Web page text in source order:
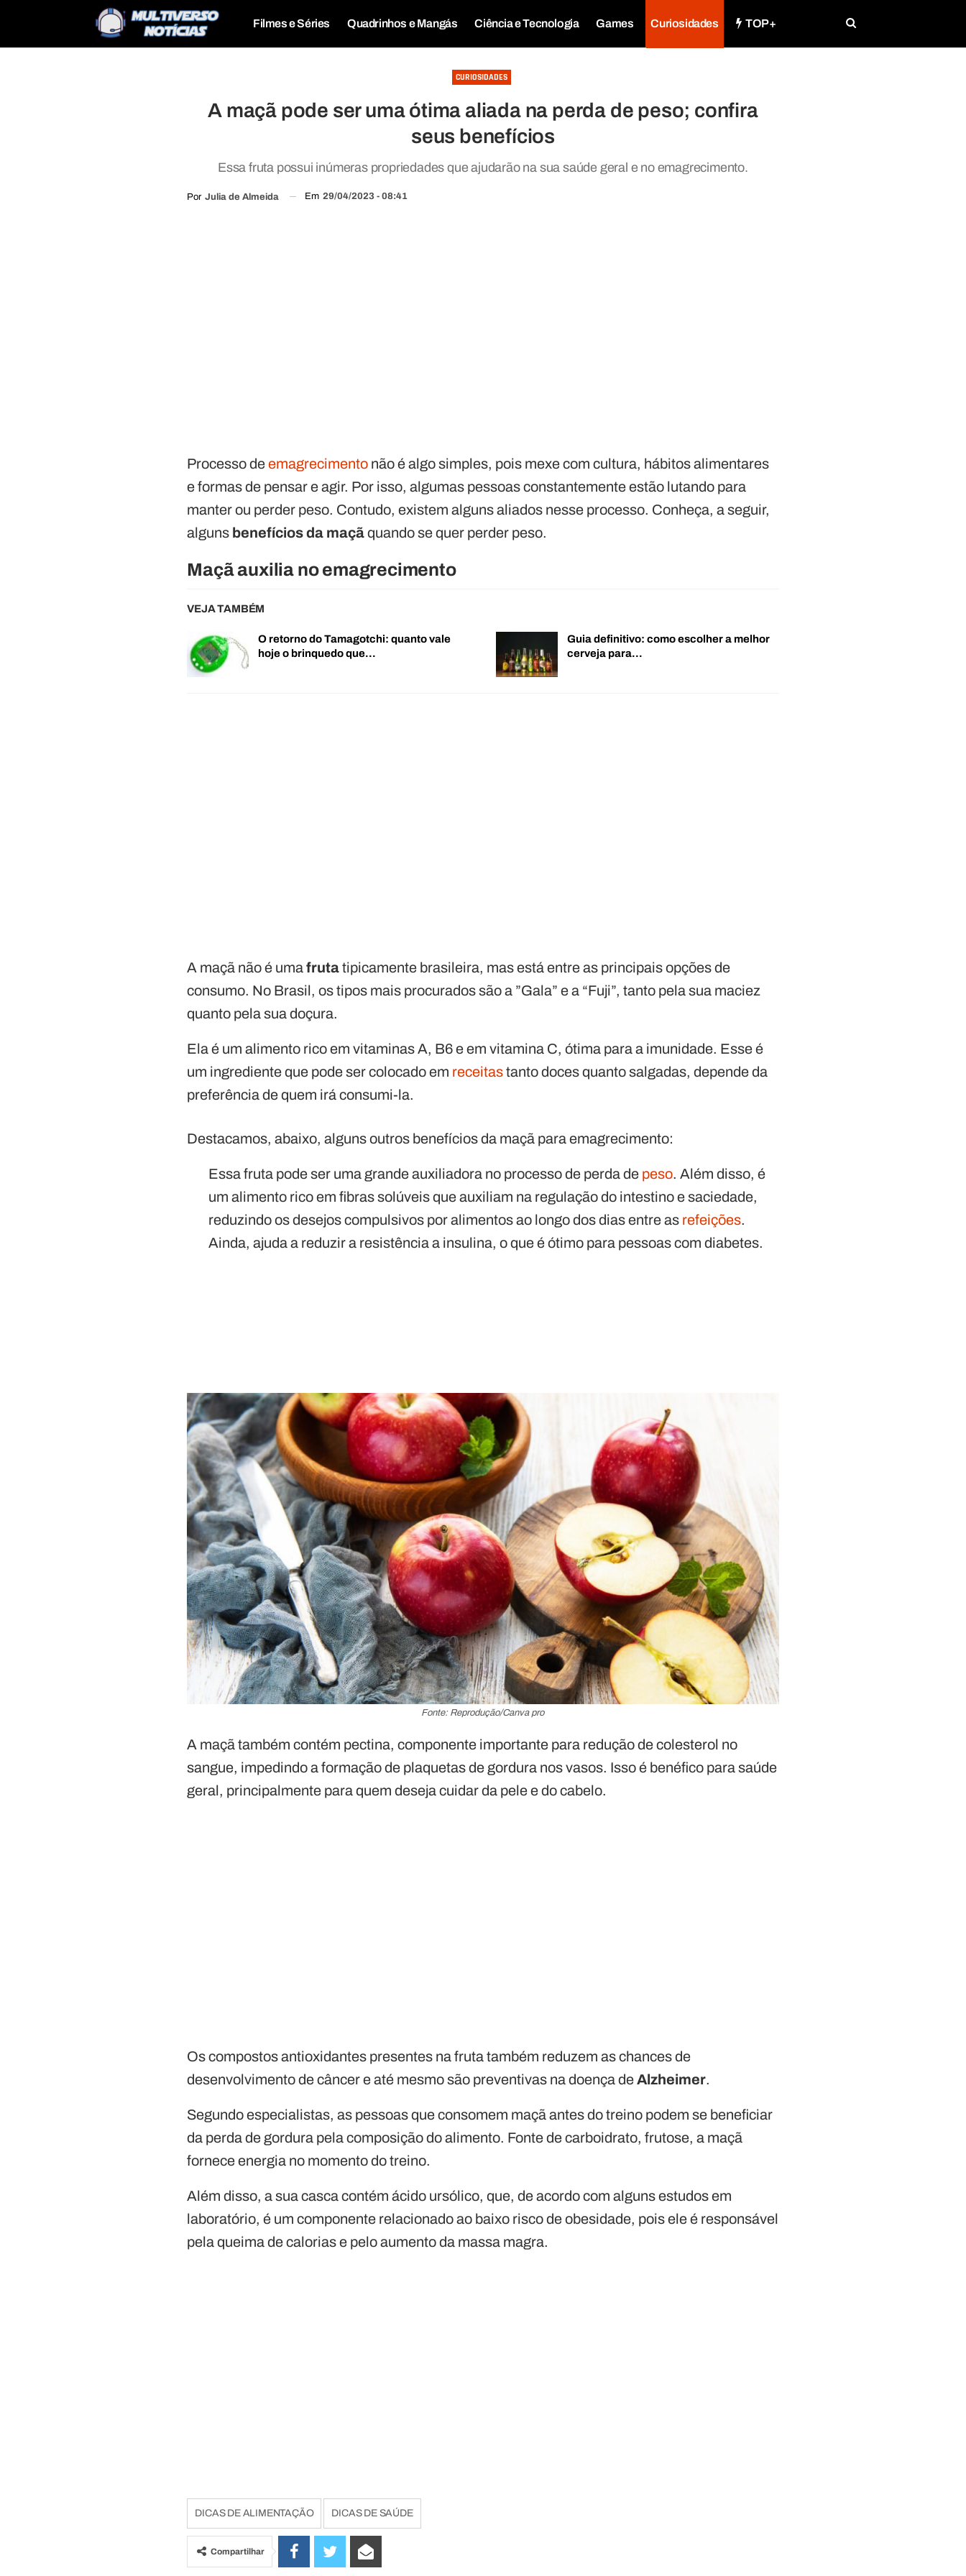
Filmes e Séries Quadrinhos e Mangás Ciência e Tecnologia Games Curiosidades TOP+
CURIOSIDADES
A maçã pode ser uma ótima aliada na perda de peso; confira
seus benefícios
Essa fruta possui inúmeras propriedades que ajudarão na sua saúde geral e no emagrecimento.
Por Julia de Almeida Em 29/04/2023 - 08:41
Processo deemagrecimento não é algo simples, pois mexe com cultura, hábitos alimentares
e formas de pensar e agir. Por isso, algumas pessoas constantemente estão lutando para
manter ou perder peso. Contudo, existem alguns aliados nesse processo. Conheça, a seguir,
alguns benefícios da maçãquando se quer perder peso.
Maçã auxilia no emagrecimento
VEJA TAMBÉM
O retorno do Tamagotchi: quanto vale
hoje o brinquedo que…
Guia definitivo: como escolher a melhor
cerveja para…
A maçã não é umafrutatipicamente brasileira, mas está entre as principais opções de
consumo. No Brasil, os tipos mais procurados são a ”Gala” e a “Fuji”, tanto pela sua maciez
quanto pela sua doçura.
Ela é um alimento rico em vitaminas A, B6 e em vitamina C, ótima para a imunidade. Esse é
um ingrediente que pode ser colocado em receitastanto doces quanto salgadas, depende da
preferência de quem irá consumi-la.
Destacamos, abaixo, alguns outros benefícios da maçã para emagrecimento:
Essa fruta pode ser uma grande auxiliadora no processo de perda de peso. Além disso, é
um alimento rico em fibras solúveis que auxiliam na regulação do intestino e saciedade,
reduzindo os desejos compulsivos por alimentos ao longo dos dias entre as refeições.
Ainda, ajuda a reduzir a resistência a insulina, o que é ótimo para pessoas com diabetes.
Fonte: Reprodução/Canva pro
A maçã também contém pectina, componente importante para redução de colesterol no
sangue, impedindo a formação de plaquetas de gordura nos vasos. Isso é benéfico para saúde
geral, principalmente para quem deseja cuidar da pele e do cabelo.
Os compostos antioxidantes presentes na fruta também reduzem as chances de
desenvolvimento de câncer e até mesmo são preventivas na doença deAlzheimer.
Segundo especialistas, as pessoas que consomem maçã antes do treino podem se beneficiar
da perda de gordura pela composição do alimento. Fonte de carboidrato, frutose, a maçã
fornece energia no momento do treino.
Além disso, a sua casca contém ácido ursólico, que, de acordo com alguns estudos em
laboratório, é um componente relacionado ao baixo risco de obesidade, pois ele é responsável
pela queima de calorias e pelo aumento da massa magra.
DICAS DE ALIMENTAÇÃO DICAS DE SAÚDE
Compartilhar